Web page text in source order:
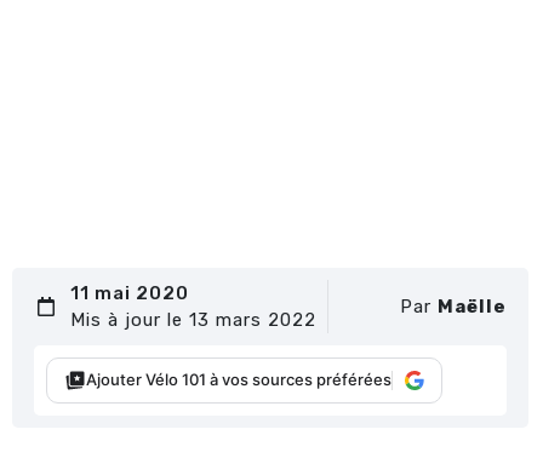
11 mai 2020
Mis à jour le 13 mars 2022
Par Maëlle
Ajouter Vélo 101 à vos sources préférées